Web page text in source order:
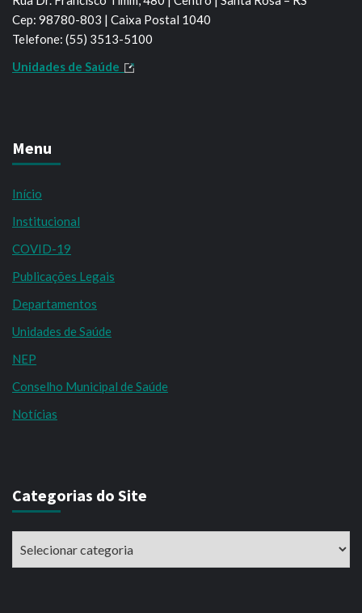
Cep: 98780-803 | Caixa Postal 1040
Telefone: (55) 3513-5100
Unidades de Saúde
Menu
Início
Institucional
COVID-19
Publicações Legais
Departamentos
Unidades de Saúde
NEP
Conselho Municipal de Saúde
Notícias
Categorias do Site